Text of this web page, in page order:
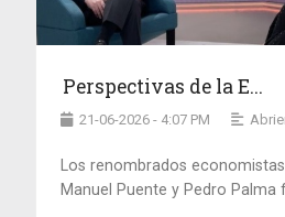
Perspectivas de la E...
21-06-2026 - 4:07 PM
Los renombrados
Manuel Puente y Pedro Palma